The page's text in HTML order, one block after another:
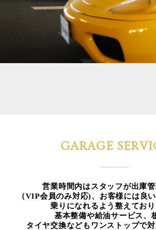
GARAGE
営業時間内はスタッフが出庫
（VIP会員のみ対応)、お客様には良
乗りになれるよう整えており
基本整備や給油サービス、
タイヤ交換などもワンストップで